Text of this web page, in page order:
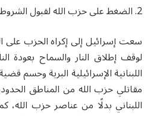
2. الضغط على حزب الله لقبول الشروط الإسرائيلية
سعت إسرائيل إلى إكراه الحزب على
لوقف إطلاق النار والسماح بعودة
اللبنانية الإسرائيلية البرية وحسم
مقاتلي حزب الله من المناطق
اللبناني بدلًا من عناصر حزب